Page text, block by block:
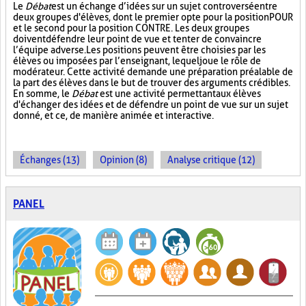
Le Débatest un échange d’idées sur un sujet controversé entre
deux groupes d'élèves, dont le premier opte pour la position POUR
et le second pour la position CONTRE. Les deux groupes
doivent défendre leur point de vue et tenter de convaincre
l’équipe adverse. Les positions peuvent être choisies par les
élèves ou imposées par l’enseignant, lequel joue le rôle de
modérateur. Cette activité demande une préparation préalable de
la part des élèves dans le but de trouver des arguments crédibles.
En somme, le Débatest une activité permettant aux élèves
d'échanger des idées et de défendre un point de vue sur un sujet
donné, et ce, de manière animée et interactive.
Échanges (13) Opinion (8) Analyse critique (12)
PANEL